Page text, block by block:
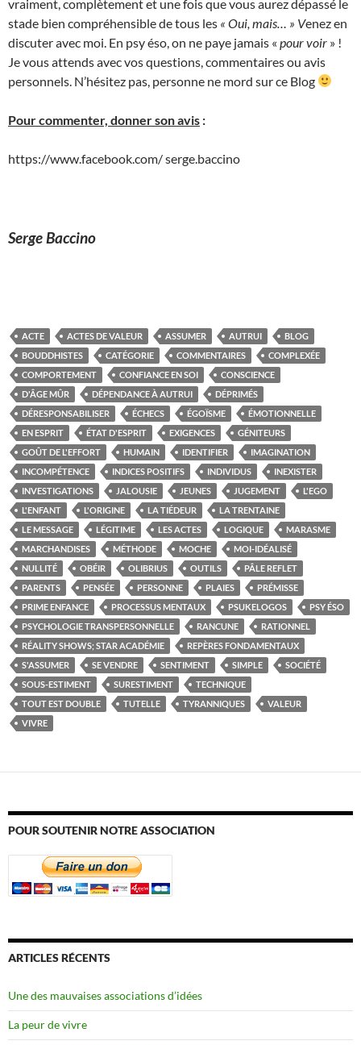
vraiment, complètement et une fois que vous aurez dépassé le
stade bien compréhensible de tous les « Oui, mais… » Venez en
discuter avec moi. En psy éso, on ne paye jamais « pour voir » !
Je vous attends avec vos questions, commentaires ou avis
personnels. N’hésitez pas, personne ne mord sur ce Blog
Pour commenter, donner son avis :
https://www.facebook.com/ serge.baccino
Serge Baccino
ACTE ACTES DE VALEUR ASSUMER AUTRUI
BLOG
BOUDDHISTES
CATÉGORIE COMMENTAIRES
COMPLEXÉE
COMPORTEMENT
CONFIANCE EN SOI
CONSCIENCE
D'ÂGE MÛR
DÉPENDANCE À AUTRUI
DÉPRIMÉS
DÉRESPONSABILISER
ÉCHECS ÉGOÏSME
ÉMOTIONNELLE
EN ESPRIT
ÉTAT D'ESPRIT EXIGENCES
GÉNITEURS
GOÛT DE L'EFFORT
HUMAIN IDENTIFIER
IMAGINATION
INCOMPÉTENCE
INDICES POSITIFS INDIVIDUS
INEXISTER
INVESTIGATIONS
JALOUSIE JEUNES JUGEMENT
L'EGO
L'ENFANT
L'ORIGINE LA TIÉDEUR
LA TRENTAINE
LE MESSAGE
LÉGITIME LES ACTES LOGIQUE
MARASME
MARCHANDISES
MÉTHODE MOCHE
MOI-IDÉALISÉ
NULLITÉ
OBÉIR OLIBRIUS OUTILS
PÂLE REFLET
PARENTS
PENSÉE PERSONNE PLAIES
PRÉMISSE
PRIME ENFANCE
PROCESSUS MENTAUX PSUKELOGOS
PSY ÉSO
PSYCHOLOGIE TRANSPERSONNELLE
RANCUNE
RATIONNEL
RÉALITY SHOWS; STAR ACADÉMIE
REPÈRES FONDAMENTAUX
S'ASSUMER
SE VENDRE SENTIMENT SIMPLE
SOCIÉTÉ
SOUS-ESTIMENT
SURESTIMENT
TECHNIQUE
TOUT EST DOUBLE
TUTELLE TYRANNIQUES
VALEUR
VIVRE
POUR SOUTENIR NOTRE ASSOCIATION
ARTICLES RÉCENTS
Une des mauvaises associations d’idées
La peur de vivre